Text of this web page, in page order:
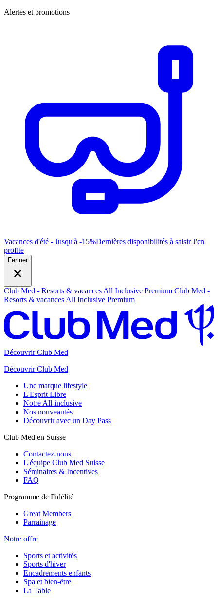
Alertes et promotions
Vacances d'été - Jusqu'à -15%Dernières disponibilités à saisirJ'en
profite
Fermer
Club Med - Resorts & vacances All Inclusive Premium Club Med -
Resorts & vacances All Inclusive Premium
Découvrir Club Med
Découvrir Club Med
Une marque lifestyle
L'Esprit Libre
Notre All-inclusive
Nos nouveautés
Découvrir avec un Day Pass
Club Med en Suisse
Contactez-nous
L'équipe Club Med Suisse
Séminaires & Incentives
FAQ
Programme de Fidélité
Great Members
Parrainage
Notre offre
Sports et activités
Sports d'hiver
Encadrements enfants
Spa et bien-être
La Table